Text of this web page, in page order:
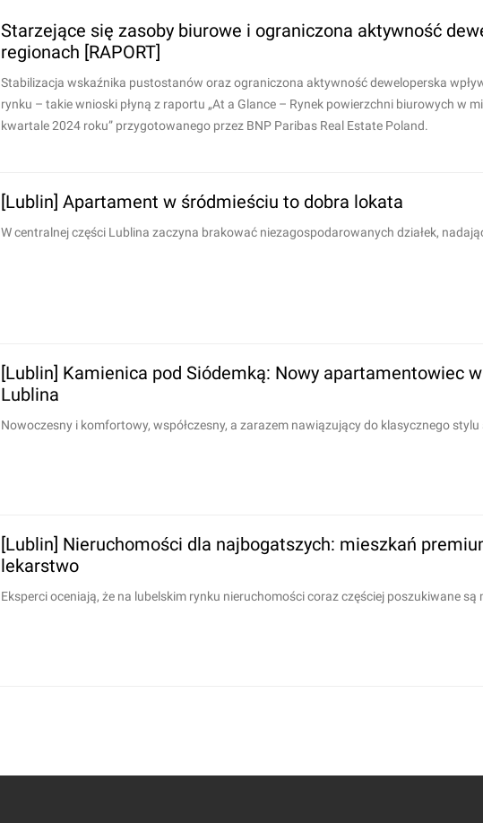
Starzejące się zasoby biurowe i ograniczona aktywność
regionach [RAPORT]
Stabilizacja wskaźnika pustostanów oraz ograniczona aktywność deweloperska
rynku – takie wnioski płyną z raportu „At a Glance – Rynek powierzchni biurowych w
kwartale 2024 roku” przygotowanego przez BNP Paribas Real Estate Poland.
[Lublin] Apartament w śródmieściu to dobra lokata
W centralnej części Lublina zaczyna brakować niezagospodarowanych działek,
[Lublin] Kamienica pod Siódemką: Nowy apartamentowiec
Lublina
Nowoczesny i komfortowy, współczesny, a zarazem nawiązujący do klasycznego
[Lublin] Nieruchomości dla najbogatszych: mieszkań
lekarstwo
Eksperci oceniają, że na lubelskim rynku nieruchomości coraz częściej poszukiwane są